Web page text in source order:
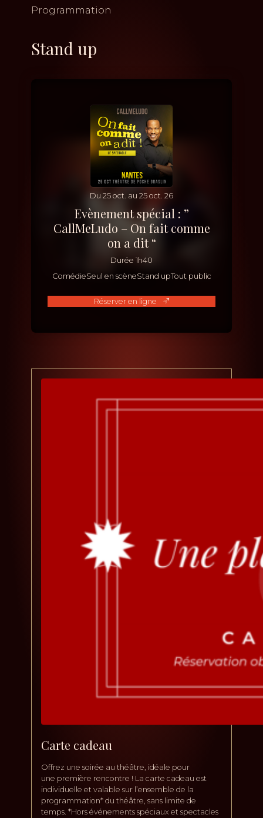
Programmation
Stand up
Du 25 oct. au 25 oct. 26
Evènement spécial : ”
CallMeLudo – On fait comme
on a dit “
Durée 1h40
ComédieSeul en scèneStand upTout public
Réserver en ligne
Carte cadeau
Offrez une soirée au théâtre, idéale pour
une première rencontre ! La carte cadeau est
individuelle et valable sur l’ensemble de la
programmation* du théâtre, sans limite de
temps. *Hors événements spéciaux et spectacles